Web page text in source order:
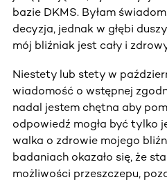
bazie DKMS. Byłam
decyzja, jednak w głębi
mój bliźniak jest cały i
Niestety lub stety w
wiadomość o wstępnej
nadal jestem chętna aby
odpowiedź mogła być tylko
walka o zdrowie mojego
badaniach okazało się, że
możliwości przeszczepu,